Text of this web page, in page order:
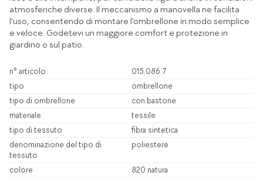
atmosferiche diverse. Il meccanismo a manovella ne facilita
l'uso, consentendo di montare l'ombrellone in modo semplice
e veloce. Godetevi un maggiore comfort e protezione in
giardino o sul patio.
n° articolo
015.086.7
tipo
ombrellone
tipo di ombrellone
con bastone
materiale
tessile
tipo di tessuto
fibra sintetica
denominazione del tipo di
tessuto
poliestere
colore
820 natura